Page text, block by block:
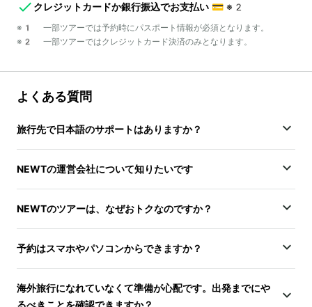
クレジットカードか銀行振込でお支払い 💳 ※2
※1 一部ツアーでは予約時にパスポート情報が必須となります。
※2 一部ツアーではクレジットカード決済のみとなります。
よくある質問
旅行先で日本語のサポートはありますか？
NEWTの運営会社について知りたいです
NEWTのツアーは、なぜおトクなのですか？
予約はスマホやパソコンからできますか？
海外旅行になれていなくて準備が心配です。出発までにや
るべきことを確認できますか？